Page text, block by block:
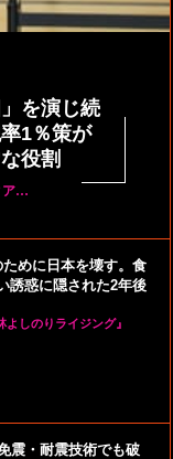
を演じ続
1％策が
役割
ア…
めに日本を壊す。食
誘惑に隠された2年後
しのりライジング』
震・耐震技術でも破